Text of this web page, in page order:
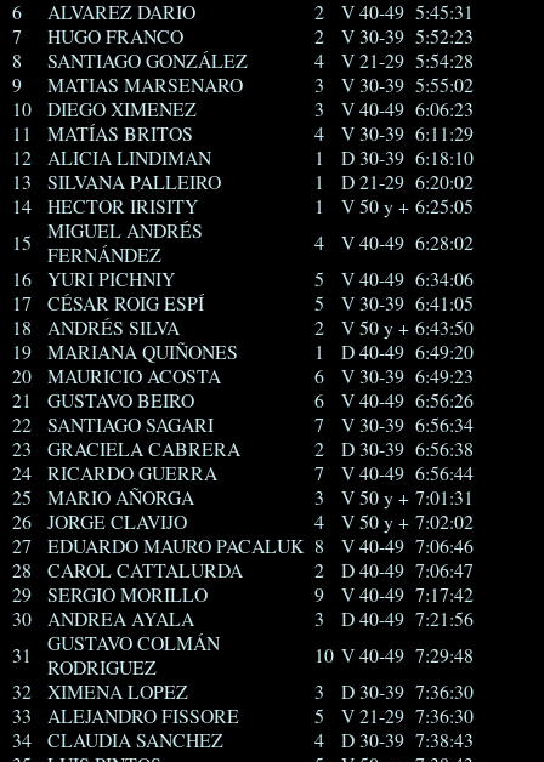
6
ALVAREZ DARIO 2 V 40-49 5:45:31
7
HUGO FRANCO 2 V 30-39 5:52:23
8
SANTIAGO GONZÁLEZ 4 V 21-29 5:54:28
9
MATIAS MARSENARO 3 V 30-39 5:55:02
10
DIEGO XIMENEZ 3 V 40-49 6:06:23
11
MATÍAS BRITOS 4 V 30-39 6:11:29
12
ALICIA LINDIMAN 1 D 30-39 6:18:10
13
SILVANA PALLEIRO 1 D 21-29 6:20:02
14
HECTOR IRISITY 1 V 50 y + 6:25:05
15
MIGUEL ANDRÉS
FERNÁNDEZ
4 V 40-49 6:28:02
16
YURI PICHNIY 5 V 40-49 6:34:06
17
CÉSAR ROIG ESPÍ 5 V 30-39 6:41:05
18
ANDRÉS SILVA 2 V 50 y + 6:43:50
19
MARIANA QUIÑONES 1 D 40-49 6:49:20
20
MAURICIO ACOSTA 6 V 30-39 6:49:23
21
GUSTAVO BEIRO 6 V 40-49 6:56:26
22
SANTIAGO SAGARI 7 V 30-39 6:56:34
23
GRACIELA CABRERA 2 D 30-39 6:56:38
24
RICARDO GUERRA 7 V 40-49 6:56:44
25
MARIO AÑORGA 3 V 50 y + 7:01:31
26
JORGE CLAVIJO 4 V 50 y + 7:02:02
27
EDUARDO MAURO PACALUK 8 V 40-49 7:06:46
28
CAROL CATTALURDA 2 D 40-49 7:06:47
29
SERGIO MORILLO 9 V 40-49 7:17:42
30
ANDREA AYALA 3 D 40-49 7:21:56
31
GUSTAVO COLMÁN
RODRIGUEZ
10 V 40-49 7:29:48
32
XIMENA LOPEZ 3 D 30-39 7:36:30
33
ALEJANDRO FISSORE 5 V 21-29 7:36:30
34
CLAUDIA SANCHEZ 4 D 30-39 7:38:43